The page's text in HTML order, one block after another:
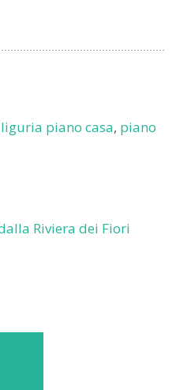
liguria piano casa, piano
Riviera dei Fiori